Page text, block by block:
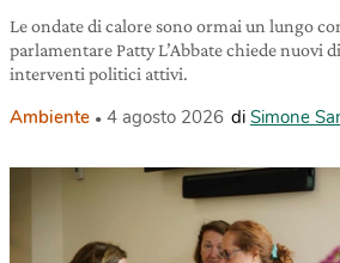
Le ondate di calore sono ormai un lungo
parlamentare Patty L’Abbate chiede nuovi
interventi politici attivi.
Ambiente 4 agosto 2026 di Simone